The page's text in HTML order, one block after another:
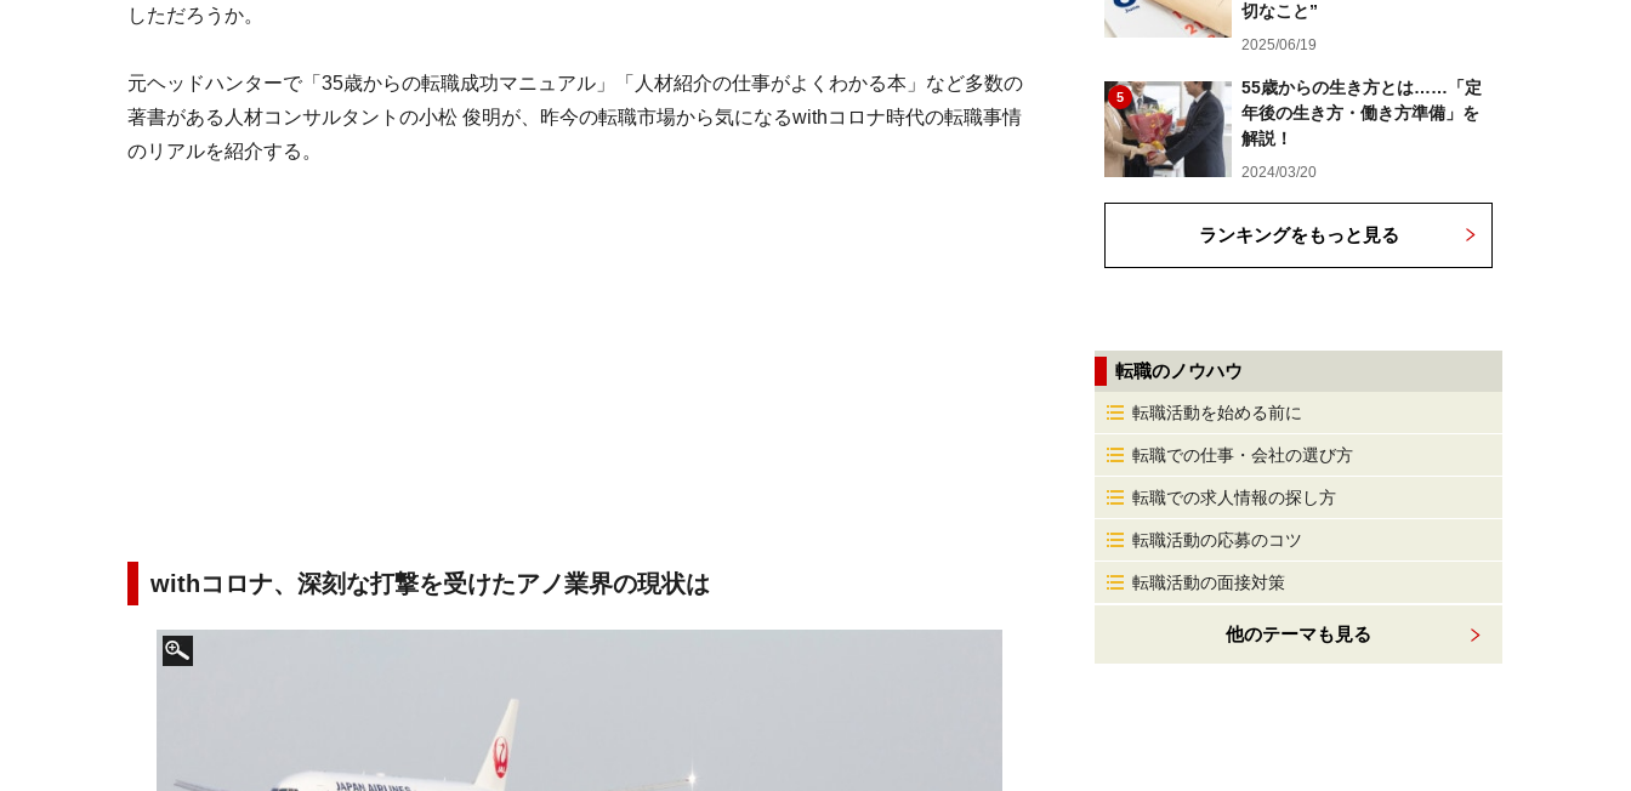
しただろうか。
元ヘッドハンターで「35歳からの転職成功マニュアル」「人材紹介の仕事がよくわかる本」など多数の
著書がある人材コンサルタントの小松 俊明が、昨今の転職市場から気になるwithコロナ時代の転職事情
のリアルを紹介する。
withコロナ、深刻な打撃を受けたアノ業界の現状は
切なこと”
2025/06/19
5
55歳からの生き方とは……「定
年後の生き方・働き方準備」を
解説！
2024/03/20
ランキングをもっと見る
転職のノウハウ
転職活動を始める前に
転職での仕事・会社の選び方
転職での求人情報の探し方
転職活動の応募のコツ
転職活動の面接対策
他のテーマも見る